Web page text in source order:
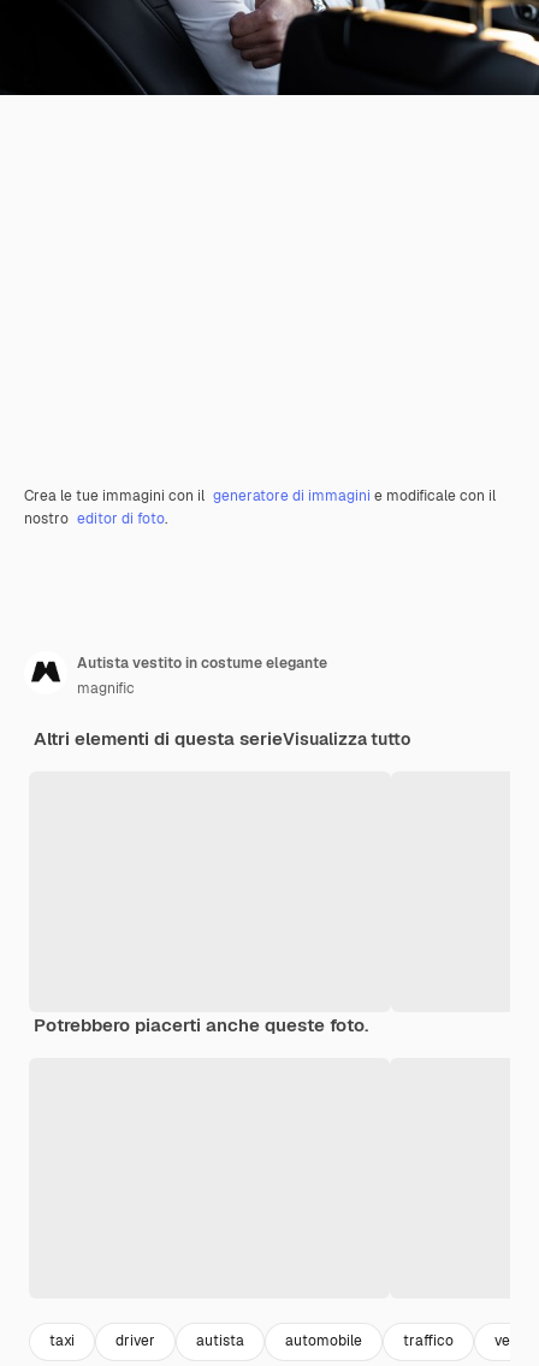
Crea le tue immagini con il generatore di immagini e modificale con il
nostro editor di foto.
Autista vestito in costume elegante
magnific
Altri elementi di questa serieVisualizza tutto
Potrebbero piacerti anche queste foto.
taxi driver autista automobile traffico veicoli